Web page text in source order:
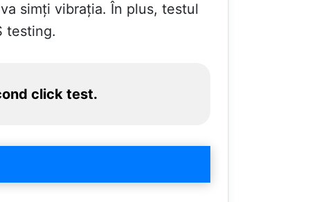
simți vibrația. În plus, testul
testing.
click test.